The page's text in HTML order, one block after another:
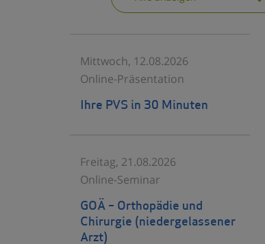
Mittwoch, 12.08.2026
Online-Präsentation
Ihre PVS in 30 Minuten
Freitag, 21.08.2026
Online-Seminar
GOÄ – Orthopädie und
Chirurgie (niedergelassener
Arzt)